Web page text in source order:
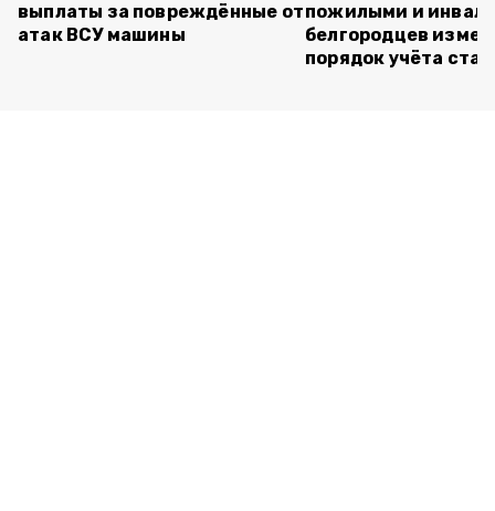
выплаты за повреждённые от
атак ВСУ машины
пожилыми и
белгородцев
порядок учёта ста